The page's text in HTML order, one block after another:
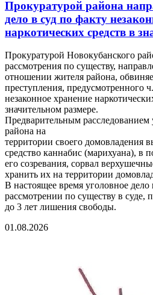
Прокуратурой района
дело в суд по факту
наркотических средств в
Прокуратурой Новокубанского
рассмотрения по существу,
отношении жителя района,
преступления, предусмотренного
незаконное хранение
значительном размере.
Предварительным расследованием
района на
территории своего домовладения
средство каннабис (марихуана), в
его созревания, сорвал
хранить их на территории
В настоящее время уголовное дело
рассмотрении по существу в суде,
до 3 лет лишения свободы.
01.08.2026